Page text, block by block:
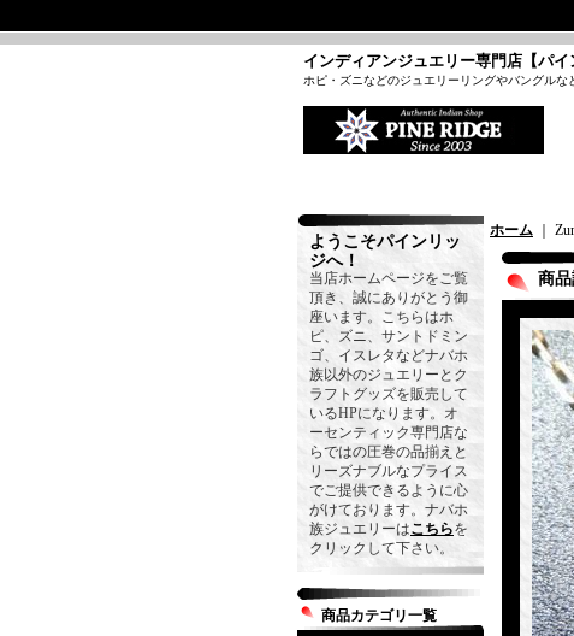
インディアンジュエリー専門店【パイ
ホピ・ズニなどのジュエリーリングやバングルな
ようこそパインリッ
ジへ！
当店ホームページをご覧
頂き、誠にありがとう御
座います。こちらはホ
ピ、ズニ、サントドミン
ゴ、イスレタなどナバホ
族以外のジュエリーとク
ラフトグッズを販売して
いるHPになります。オ
ーセンティック専門店な
らではの圧巻の品揃えと
リーズナブルなプライス
でご提供できるように心
がけております。ナバホ
族ジュエリーはこちらを
クリックして下さい。
商品カテゴリ一覧
ホーム ｜
商品